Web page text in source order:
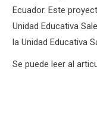
Ecuador. Este
Unidad Educativa
la Unidad Educativa
Se puede leer al